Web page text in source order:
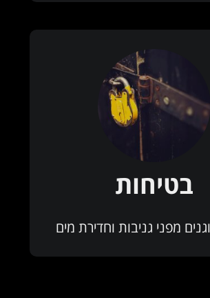
בטיחות
מפני גניבות וחדירת מים